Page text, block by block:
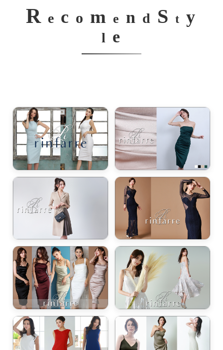
ドレス / パーティー・お呼ばれ
ドレス / 会社のパーティー・祝賀会
ワンピース・ドレス / 胸元カバー
ワンピース・ドレス / お腹カバー
ワンピース・ドレス / お尻カバー
ワンピース・ドレス / 太ももカバー
ワンピース・ドレス / 肩幅カバー
ワンピース・ドレス / 足長見え・ハイウエスト
ワンピース・ドレス / 華奢見え・キャミタイプ
ワンピース・ドレス / デコルテ綺麗・鎖骨見せ
ワンピース・ドレス / セクシー・胸元強調
ワンピース・ドレス / 低身長・小柄さん向け
ワンピース・ドレス / ブラ紐隠し・下着安心
R e c o m e n d S t y
l e